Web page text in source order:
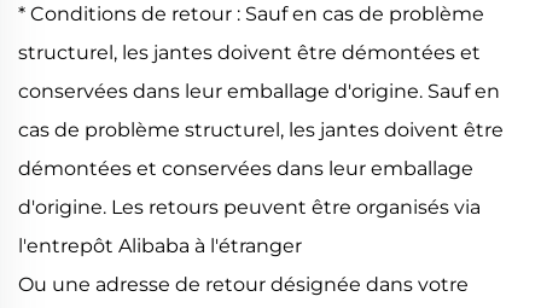
* Conditions de retour : Sauf en cas de problème
structurel, les jantes doivent être démontées et
conservées dans leur emballage d'origine. Sauf en
cas de problème structurel, les jantes doivent être
démontées et conservées dans leur emballage
d'origine. Les retours peuvent être organisés via
l'entrepôt Alibaba à l'étranger
Ou une adresse de retour désignée dans votre